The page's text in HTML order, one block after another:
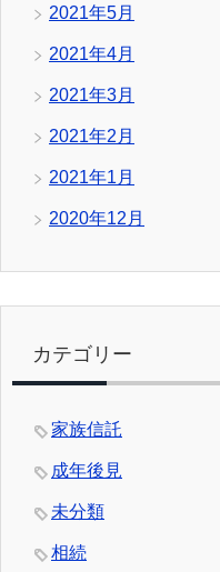
2021年5月
2021年4月
2021年3月
2021年2月
2021年1月
2020年12月
カテゴリー
家族信託
成年後見
未分類
相続